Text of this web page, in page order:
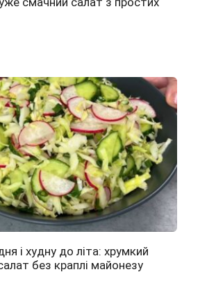
і худну до літа: хрумкий
без краплі майонезу